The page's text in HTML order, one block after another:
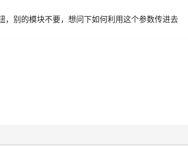
别的模块不要，想问下如何利用这个参数传进去